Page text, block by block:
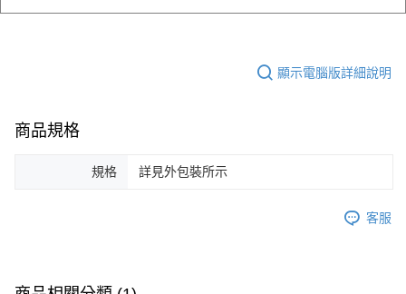
顯示電腦版詳細說明
商品規格
規格 詳見外包裝所示
客服